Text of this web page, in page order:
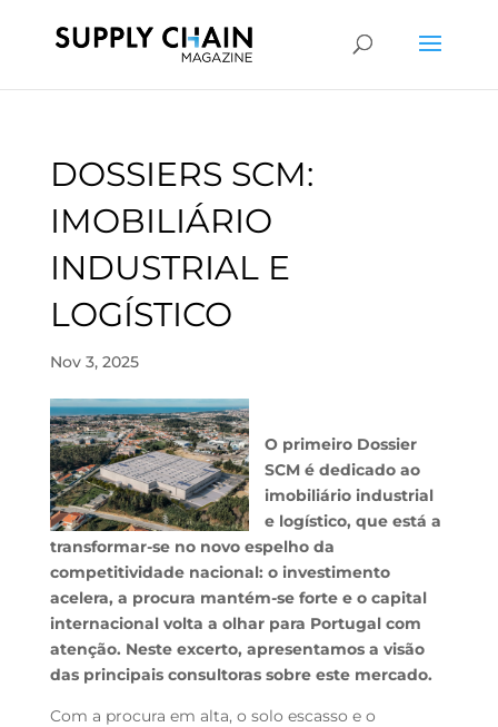
DOSSIERS SCM:
IMOBILIÁRIO
INDUSTRIAL E
LOGÍSTICO
Nov 3, 2025
O primeiro Dossier
SCM é dedicado ao
imobiliário industrial
e logístico, que está a
transformar-se no novo espelho da
competitividade nacional: o investimento
acelera, a procura mantém-se forte e o capital
internacional volta a olhar para Portugal com
atenção. Neste excerto, apresentamos a visão
das principais consultoras sobre este mercado.
Com a procura em alta, o solo escasso e o